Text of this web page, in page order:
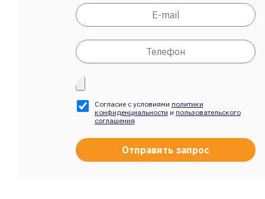
Согласие с условиями политики
конфиденциальности и пользовательского
соглашения